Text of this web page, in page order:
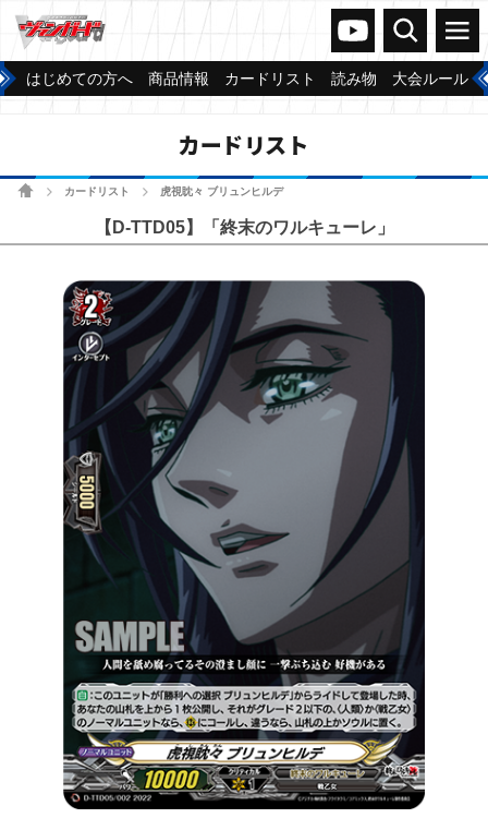
ヴァンガードch
検索 メニュー
はじめての方へ 商品情報 カードリスト 読み物 大会ルール
カードリスト
ホームカードリスト 虎視眈々 ブリュンヒルデ
【D-TTD05】「終末のワルキューレ」